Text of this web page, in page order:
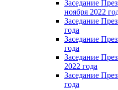
Заседание
ноября 2022
Заседание
года
Заседание
года
Заседание
2022 года
Заседание
года